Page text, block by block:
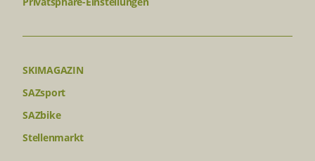
SKIMAGAZIN
SAZsport
SAZbike
Stellenmarkt